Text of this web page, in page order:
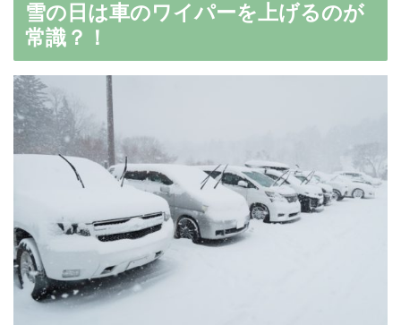
雪の日は車のワイパーを上げるのが
常識？！